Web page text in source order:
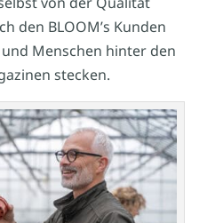
den BLOOM’s Kunden
Menschen hinter den
stecken.